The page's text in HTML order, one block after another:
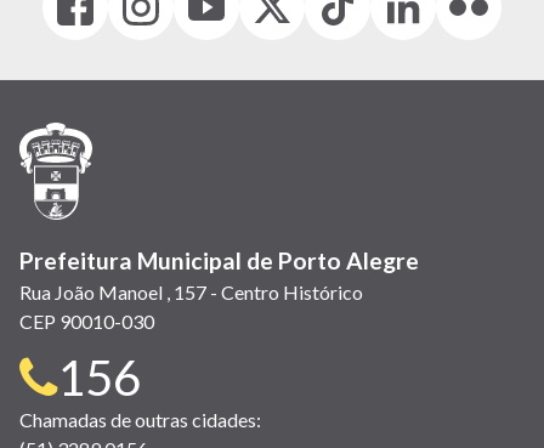
(link
em
janela)
(link
em
(link
em
(Antigo
(link
(link
em
(link
em
(link
em
Prefeitura Municipal de Porto Alegre
Rua João Manoel , 157 - Centro Histórico
CEP 90010-030
Telefone
para
156
Chamadas de outras cidades: